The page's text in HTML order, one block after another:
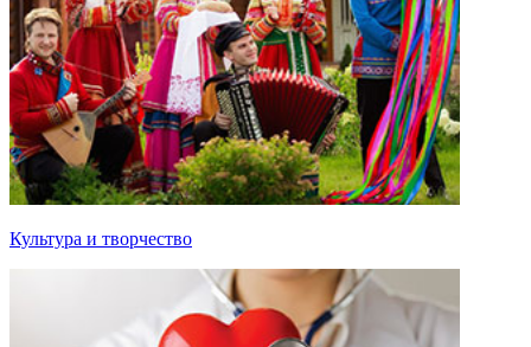
Культура и творчество